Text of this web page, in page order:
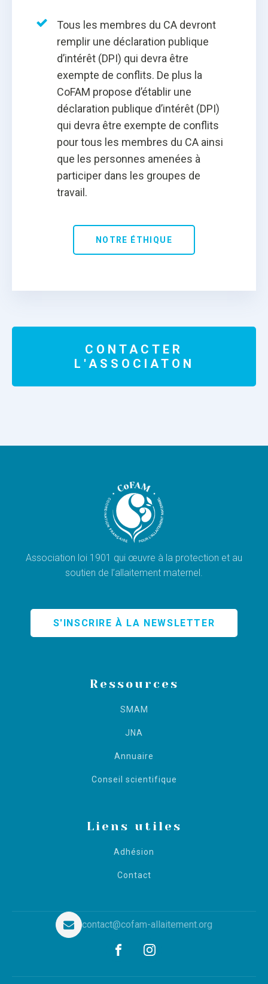
Tous les membres du CA devront
remplir une déclaration publique
d’intérêt (DPI) qui devra être
exempte de conflits. De plus la
CoFAM propose d’établir une
déclaration publique d’intérêt (DPI)
qui devra être exempte de conflits
pour tous les membres du CA ainsi
que les personnes amenées à
participer dans les groupes de
travail.
NOTRE ÉTHIQUE
CONTACTER
L'ASSOCIATON
Association loi 1901 qui œuvre à la protection et au
soutien de l’allaitement maternel.
S'INSCRIRE À LA NEWSLETTER
Ressources
SMAM
JNA
Annuaire
Conseil scientifique
Liens utiles
Adhésion
Contact
contact@cofam-allaitement.org